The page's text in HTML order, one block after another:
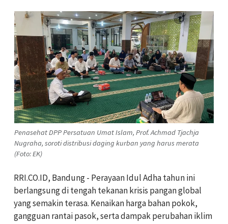
Penasehat DPP Persatuan Umat Islam, Prof. Achmad Tjachja
Nugraha, soroti distribusi daging kurban yang harus merata
(Foto: EK)
RRI.CO.ID, Bandung - Perayaan Idul Adha tahun ini
berlangsung di tengah tekanan krisis pangan global
yang semakin terasa. Kenaikan harga bahan pokok,
gangguan rantai pasok, serta dampak perubahan iklim